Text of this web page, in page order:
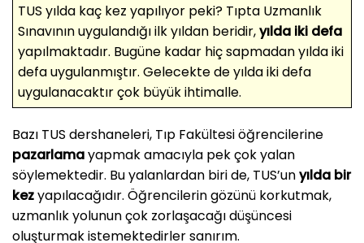
TUS yılda kaç kez yapılıyor peki? Tıpta Uzmanlık
Sınavının uygulandığı ilk yıldan beridir,yılda iki defa
yapılmaktadır. Bugüne kadar hiç sapmadan yılda iki
defa uygulanmıştır. Gelecekte de yılda iki defa
uygulanacaktır çok büyük ihtimalle.
Bazı TUS dershaneleri, Tıp Fakültesi öğrencilerine
pazarlamayapmak amacıyla pek çok yalan
söylemektedir. Bu yalanlardan biri de, TUS’unyılda bir
kezyapılacağıdır. Öğrencilerin gözünü korkutmak,
uzmanlık yolunun çok zorlaşacağı düşüncesi
oluşturmak istemektedirler sanırım.